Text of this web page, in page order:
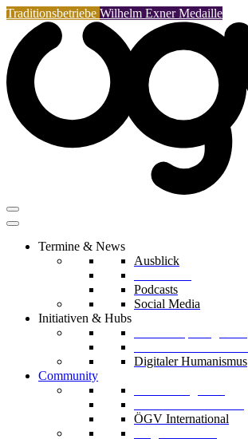
Traditionsbetriebe Wilhelm Exner Medaille
Termine & News
Ausblick
Podcasts
Social Media
Initiativen & Hubs
Digitaler Humanismus
Community
ÖGV International